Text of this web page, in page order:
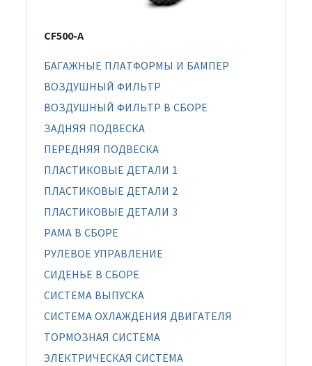
CF500-A
БАГАЖНЫЕ ПЛАТФОРМЫ И БАМПЕР
ВОЗДУШНЫЙ ФИЛЬТР
ВОЗДУШНЫЙ ФИЛЬТР В СБОРЕ
ЗАДНЯЯ ПОДВЕСКА
ПЕРЕДНЯЯ ПОДВЕСКА
ПЛАСТИКОВЫЕ ДЕТАЛИ 1
ПЛАСТИКОВЫЕ ДЕТАЛИ 2
ПЛАСТИКОВЫЕ ДЕТАЛИ 3
РАМА В СБОРЕ
РУЛЕВОЕ УПРАВЛЕНИЕ
СИДЕНЬЕ В СБОРЕ
СИСТЕМА ВЫПУСКА
СИСТЕМА ОХЛАЖДЕНИЯ ДВИГАТЕЛЯ
ТОРМОЗНАЯ СИСТЕМА
ЭЛЕКТРИЧЕСКАЯ СИСТЕМА